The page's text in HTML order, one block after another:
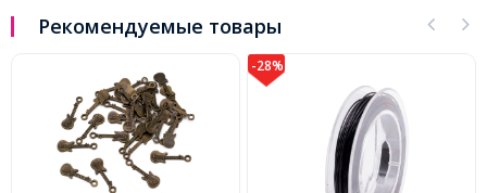
Рекомендуемые товары
-28%